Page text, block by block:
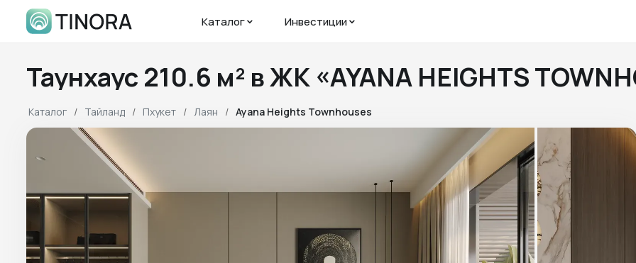
Каталог Инвестиции
Таунхаус 210.6 м² в ЖК «AYANA HEIGHTS
Каталог Тайланд Пхукет Лаян Ayana Heights Townhouses